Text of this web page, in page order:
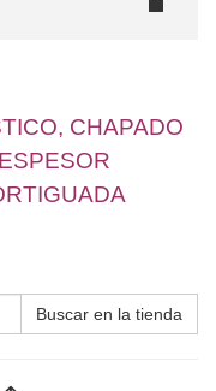
CHAPADO
Buscar en la tienda